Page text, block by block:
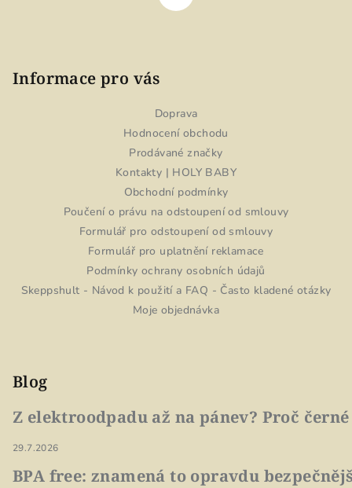
Informace pro vás
Doprava
Hodnocení obchodu
Prodávané značky
Kontakty | HOLY BABY
Obchodní podmínky
Poučení o právu na odstoupení od smlouvy
Formulář pro odstoupení od smlouvy
Formulář pro uplatnění reklamace
Podmínky ochrany osobních údajů
Skeppshult - Návod k použití a FAQ - Často kladené otázky
Moje objednávka
Blog
Z elektroodpadu až na pánev? Proč
29.7.2026
BPA free: znamená to opravdu